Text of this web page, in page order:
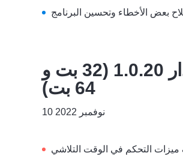
الإصدار 1.0.20 (32 بت و
64 بت)
10 نوفمبر 2022